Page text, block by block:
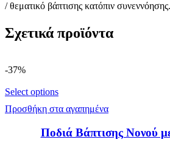
/ θεματικό βάπτισης κατόπιν συνεννόησης.
Σχετικά προϊόντα
-37%
Select options
Προσθήκη στα αγαπημένα
Ποδιά Βάπτισης Νονού